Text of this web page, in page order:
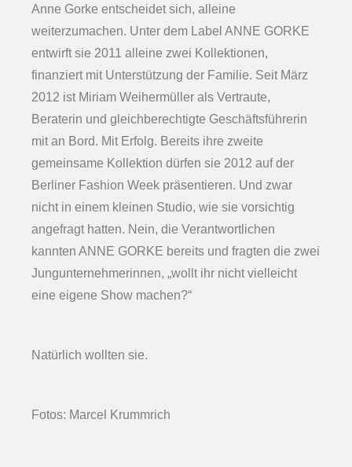
Anne Gorke entscheidet sich, alleine
weiterzumachen. Unter dem Label ANNE GORKE
entwirft sie 2011 alleine zwei Kollektionen,
finanziert mit Unterstützung der Familie. Seit März
2012 ist Miriam Weihermüller als Vertraute,
Beraterin und gleichberechtigte Geschäftsführerin
mit an Bord. Mit Erfolg. Bereits ihre zweite
gemeinsame Kollektion dürfen sie 2012 auf der
Berliner Fashion Week präsentieren. Und zwar
nicht in einem kleinen Studio, wie sie vorsichtig
angefragt hatten. Nein, die Verantwortlichen
kannten ANNE GORKE bereits und fragten die zwei
Jungunternehmerinnen, „wollt ihr nicht vielleicht
eine eigene Show machen?“
Natürlich wollten sie.
Fotos: Marcel Krummrich